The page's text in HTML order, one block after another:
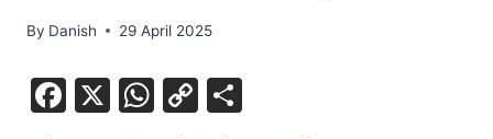
By Danish 29 April 2025
F
X
W C